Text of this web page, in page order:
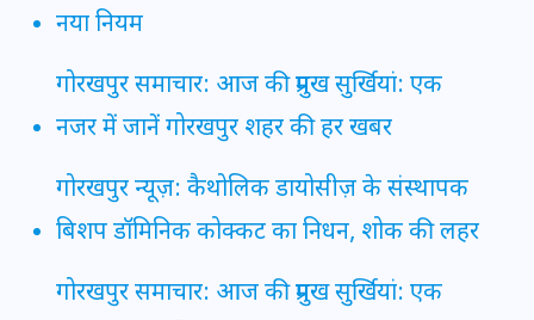
नया नियम
गोरखपुर समाचार: आज की प्रमुख सुर्खियां: एक
नजर में जानें गोरखपुर शहर की हर खबर
गोरखपुर न्यूज़: कैथोलिक डायोसीज़ के संस्थापक
बिशप डॉमिनिक कोक्कट का निधन, शोक की लहर
गोरखपुर समाचार: आज की प्रमुख सुर्खियां: एक